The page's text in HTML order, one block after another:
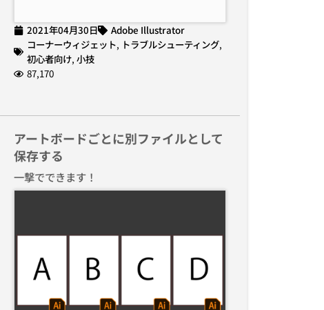
2021年04月30日
Adobe Illustrator
コーナーウィジェット, トラブルシューティング,
初心者向け,小技
87,170
アートボードごとに別ファイルとして
保存する
一撃でできます！